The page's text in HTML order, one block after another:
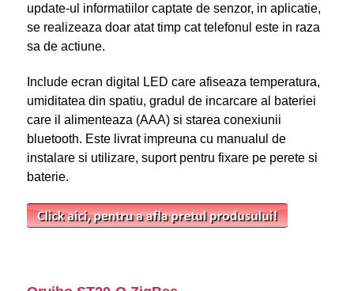
update-ul informatiilor captate de senzor, in aplicatie,
se realizeaza doar atat timp cat telefonul este in raza
sa de actiune.
Include ecran digital LED care afiseaza temperatura,
umiditatea din spatiu, gradul de incarcare al bateriei
care il alimenteaza (AAA) si starea conexiunii
bluetooth. Este livrat impreuna cu manualul de
instalare si utilizare, suport pentru fixare pe perete si
baterie.